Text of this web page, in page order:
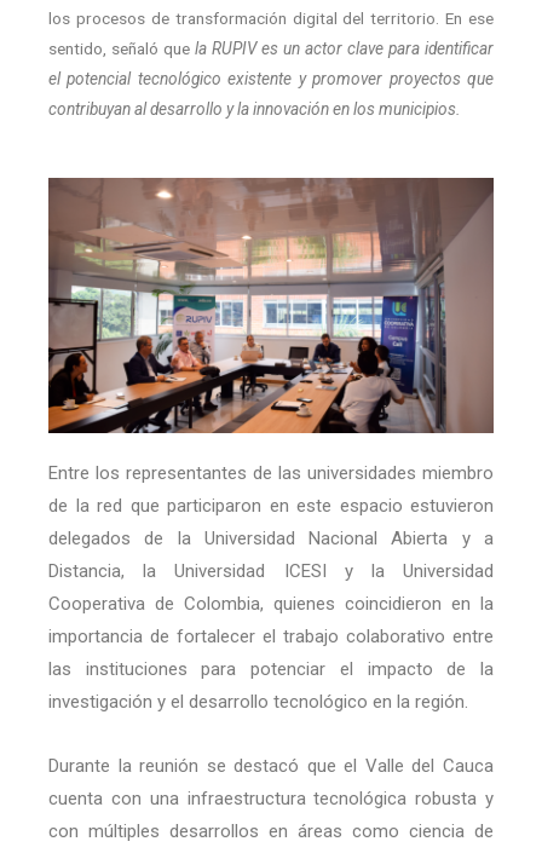
los procesos de transformación digital del territorio. En ese
sentido, señaló que la RUPIV es un actor clave para identificar
el potencial tecnológico existente y promover proyectos que
contribuyan al desarrollo y la innovación en los municipios.
Entre los representantes de las universidades miembro
de la red que participaron en este espacio estuvieron
delegados de la Universidad Nacional Abierta y a
Distancia, la Universidad ICESI y la Universidad
Cooperativa de Colombia, quienes coincidieron en la
importancia de fortalecer el trabajo colaborativo entre
las instituciones para potenciar el impacto de la
investigación y el desarrollo tecnológico en la región.
Durante la reunión se destacó que el Valle del Cauca
cuenta con una infraestructura tecnológica robusta y
con múltiples desarrollos en áreas como ciencia de